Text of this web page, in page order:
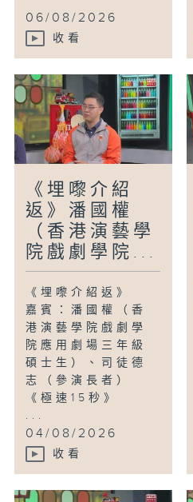
06/08/2026
收看
《埋嚟介紹
返》潘國權
（香港演藝學
院戲劇學院...
《埋嚟介紹返》
嘉賓：潘國權（香
港演藝學院戲劇學
院應用劇場三年級
碩士生）、司徒德
志（參演長者）
《極速15秒》
...
04/08/2026
收看